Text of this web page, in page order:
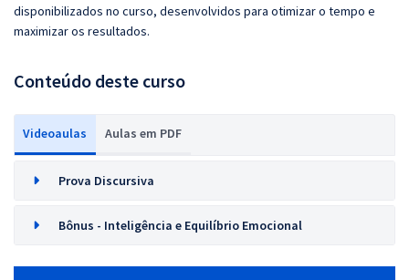
disponibilizados no curso, desenvolvidos para otimizar o tempo e
maximizar os resultados.
Conteúdo deste curso
Videoaulas Aulas em PDF
Prova Discursiva
Bônus - Inteligência e Equilíbrio Emocional